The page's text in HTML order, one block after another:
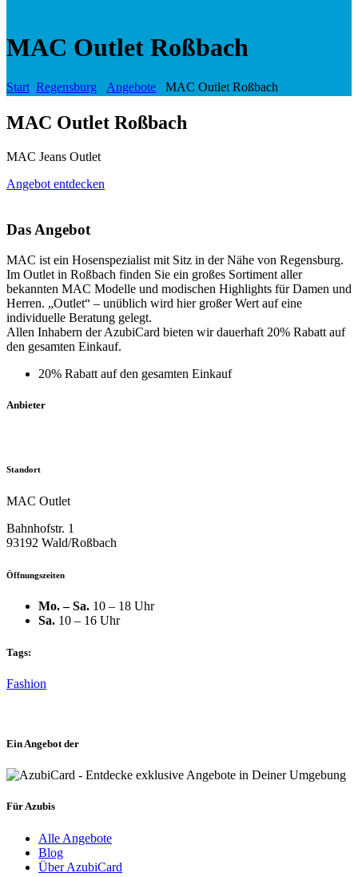
MAC Outlet Roßbach
Start Regensburg Angebote MAC Outlet Roßbach
MAC Outlet Roßbach
MAC Jeans Outlet
Angebot entdecken
Das Angebot
MAC ist ein Hosenspezialist mit Sitz in der Nähe von Regensburg.
Im Outlet in Roßbach finden Sie ein großes Sortiment aller
bekannten MAC Modelle und modischen Highlights für Damen und
Herren. „Outlet“ – unüblich wird hier großer Wert auf eine
individuelle Beratung gelegt.
Allen Inhabern der AzubiCard bieten wir dauerhaft 20% Rabatt auf
den gesamten Einkauf.
20% Rabatt auf den gesamten Einkauf
Anbieter
Standort
MAC Outlet
Bahnhofstr. 1
93192 Wald/Roßbach
Öffnungszeiten
Mo. – Sa. 10 – 18 Uhr
Sa. 10 – 16 Uhr
Tags:
Fashion
Ein Angebot der
Für Azubis
Alle Angebote
Blog
Über AzubiCard